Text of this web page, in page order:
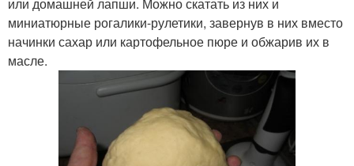
миниатюрные рогалики-рулетики, завернув в них вместо
начинки сахар или картофельное пюре и обжарив их в
масле.